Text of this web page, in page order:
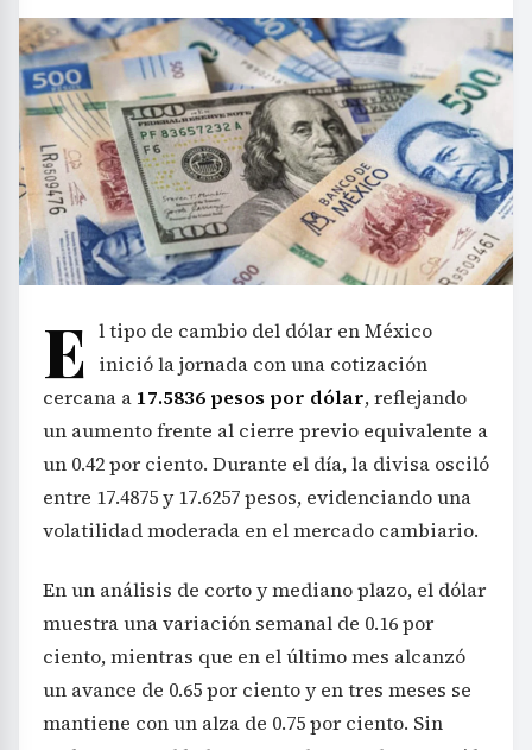
E l tipo de cambio del dólar en México
inició la jornada con una cotización
cercana a 17.5836 pesos por dólar, reflejando
un aumento frente al cierre previo equivalente a
un 0.42 por ciento. Durante el día, la divisa osciló
entre 17.4875 y 17.6257 pesos, evidenciando una
volatilidad moderada en el mercado cambiario.
En un análisis de corto y mediano plazo, el dólar
muestra una variación semanal de 0.16 por
ciento, mientras que en el último mes alcanzó
un avance de 0.65 por ciento y en tres meses se
mantiene con un alza de 0.75 por ciento. Sin